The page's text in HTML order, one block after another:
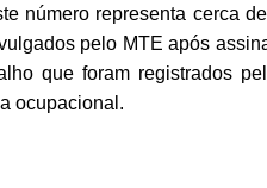
número representa cerca
pelo MTE após
que foram registrados
ocupacional.